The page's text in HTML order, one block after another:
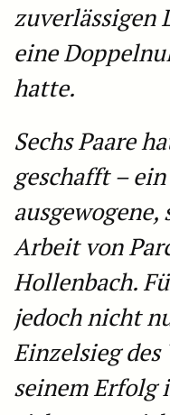
zuverlässigen
eine
hatte.
Sechs Paare
geschafft –
Arbeit von
Hollenbach.
jedoch nicht
Einzelsieg
seinem Erfolg